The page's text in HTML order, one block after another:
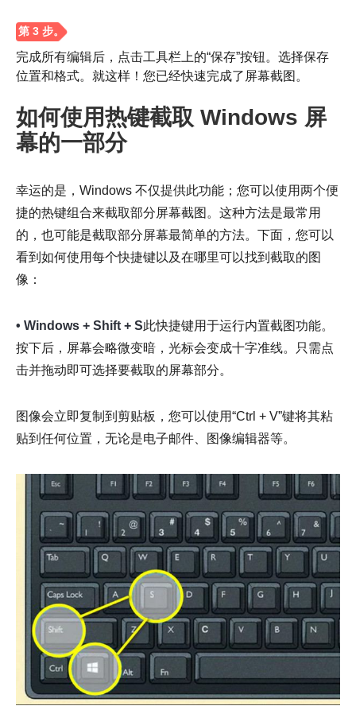
第2步。
第 3 步。
完成所有编辑后，点击工具栏上的“保存”按钮。选择保存
位置和格式。就这样！您已经快速完成了屏幕截图。
如何使用热键截取 Windows 屏
幕的一部分
幸运的是，Windows 不仅提供此功能；您可以使用两个便
捷的热键组合来截取部分屏幕截图。这种方法是最常用
的，也可能是截取部分屏幕最简单的方法。下面，您可以
看到如何使用每个快捷键以及在哪里可以找到截取的图
像：
• Windows + Shift + S此快捷键用于运行内置截图功能。
按下后，屏幕会略微变暗，光标会变成十字准线。只需点
击并拖动即可选择要截取的屏幕部分。
图像会立即复制到剪贴板，您可以使用“Ctrl + V”键将其粘
贴到任何位置，无论是电子邮件、图像编辑器等。